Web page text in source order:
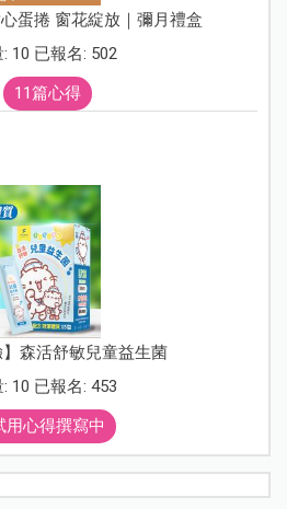
心蛋捲 窗花綻放｜彌月禮盒
10 已報名: 502
11篇心得
】森活舒敏兒童益生菌
10 已報名: 453
用心得撰寫中